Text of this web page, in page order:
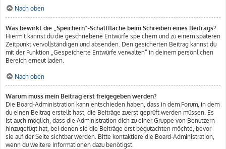
Nach oben
Was bewirkt die „Speichern“-Schaltfläche beim Schreiben eines Beitrags?
Hiermit kannst du die geschriebene Entwürfe speichern und zu einem späteren
Zeitpunkt vervollständigen und absenden. Den gesicherten Beitrag kannst du
mit der Funktion „Gespeicherte Entwürfe verwalten“ in deinem persönlichen
Bereich erneut laden.
Nach oben
Warum muss mein Beitrag erst freigegeben werden?
Die Board-Administration kann entschieden haben, dass in dem Forum, in dem
du einen Beitrag erstellt hast, die Beiträge zuerst geprüft werden müssen. Es
ist auch möglich, dass die Administration dich zu einer Gruppe von Benutzern
hinzugefügt hat, bei denen sie die Beiträge erst begutachten möchte, bevor
sie auf der Seite sichtbar werden. Bitte kontaktiere die Board-Administration,
wenn du weitere Informationen dazu benötigst.